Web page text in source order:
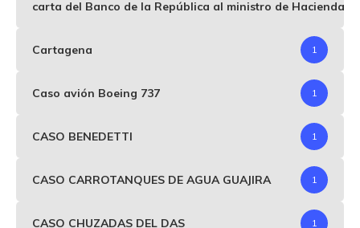
carta del Banco de la República al ministro de Hacienda
Cartagena 1
Caso avión Boeing 737 1
CASO BENEDETTI 1
CASO CARROTANQUES DE AGUA GUAJIRA 1
CASO CHUZADAS DEL DAS 1